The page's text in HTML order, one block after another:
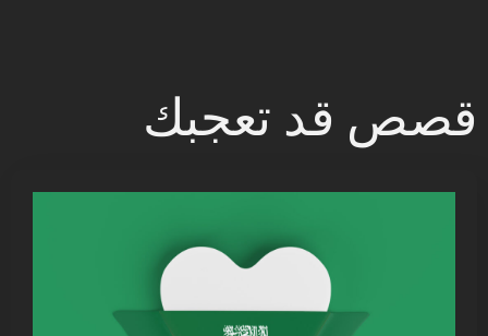
قصص قد تعجبك